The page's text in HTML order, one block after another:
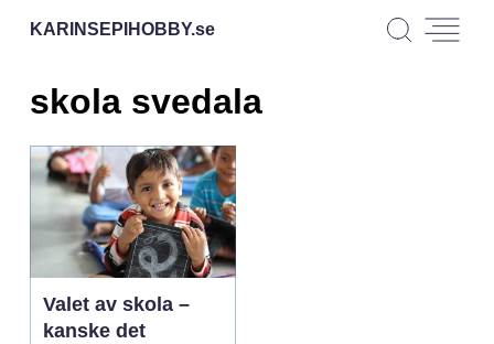
KARINSEPIHOBBY.se
skola svedala
Valet av skola –
kanske det